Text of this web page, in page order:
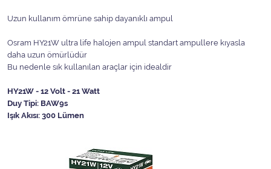
Uzun kullanım ömrüne sahip dayanıklı ampul
Osram HY21W ultra life halojen ampul standart ampullere kıyasla
daha uzun ömürlüdür
Bu nedenle sık kullanılan araçlar için idealdir
HY21W - 12 Volt - 21 Watt
Duy Tipi: BAW9s
Işık Akısı: 300 Lümen